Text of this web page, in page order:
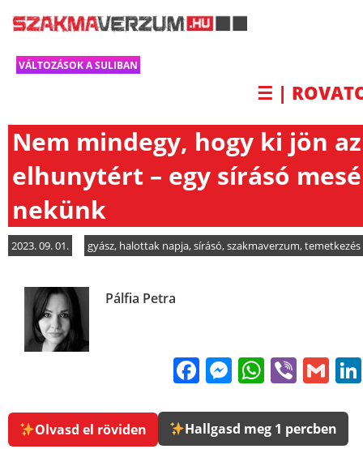
VÁLTOZÁSOK A SULIBAN
☰ |
Nem mindegy, hogy ki jön az
elhunytért – egy sírásó
nekünk
2023. 09. 01. gyász, halottak napja,sírásó,szakmaverzum,temetkezés
Pálfia Petra
FacebookViber
Olvasd el röviden Hallgasd meg 1 percben